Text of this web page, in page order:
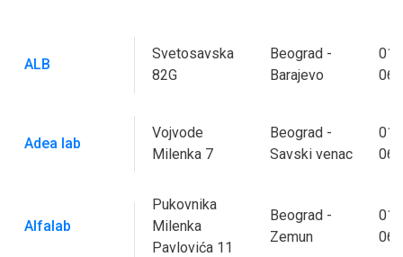
ALB
Svetosavska
82G
Beograd -
Barajevo
Adea lab
Vojvode
Milenka 7
Beograd -
Savski venac
Alfalab
Pukovnika
Milenka
Pavlovića 11
Beograd -
Zemun